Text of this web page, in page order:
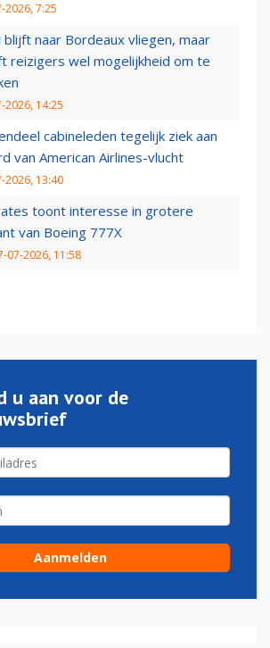
2026, 7:25
blijft naar Bordeaux vliegen, maar
reizigers wel mogelijkheid om te
2026, 14:25
cabineleden tegelijk ziek aan
van American Airlines-vlucht
2026, 13:40
toont interesse in grotere
van Boeing 777X
07-2026, 11:58
u aan voor de